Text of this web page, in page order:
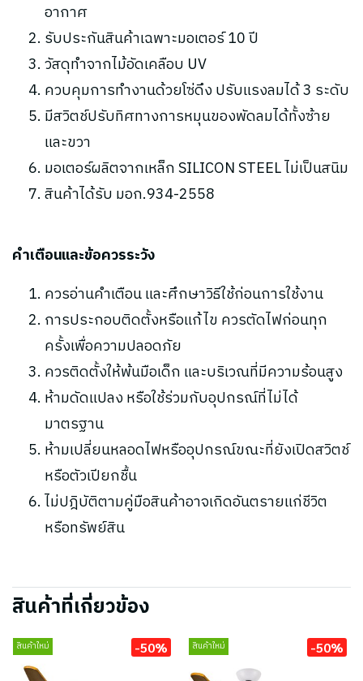
อากาศ
รับประกันสินค้าเฉพาะมอเตอร์ 10 ปี
วัสดุทำจากไม้อัดเคลือบ UV
ควบคุมการทำงานด้วยโซ่ดึง ปรับแรงลมได้ 3 ระดับ
มีสวิตช์ปรับทิศทางการหมุนของพัดลมได้ทั้งซ้าย
และขวา
มอเตอร์ผลิตจากเหล็ก SILICON STEEL ไม่เป็นสนิม
สินค้าได้รับ มอก.934-2558
คำเตือนและข้อควรระวัง
ควรอ่านคำเตือน และศึกษาวิธีใช้ก่อนการใช้งาน
การประกอบติดตั้งหรือแก้ไข ควรตัดไฟก่อนทุก
ครั้งเพื่อความปลอดภัย
ควรติดตั้งให้พ้นมือเด็ก และบริเวณที่มีความร้อนสูง
ห้ามดัดแปลง หรือใช้ร่วมกับอุปกรณ์ที่ไม่ได้
มาตรฐาน
ห้ามเปลี่ยนหลอดไฟหรืออุปกรณ์ขณะที่ยังเปิดสวิตช์
หรือตัวเปียกชื้น
ไม่ปฎิบัติตามคู่มือสินค้าอาจเกิดอันตรายแก่ชีวิต
หรือทรัพย์สิน
สินค้าที่เกี่ยวข้อง
สินค้าใหม่ -50% สินค้าใหม่ -50%